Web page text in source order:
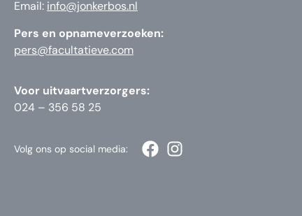
Email: info@jonkerbos.nl
Pers en opnameverzoeken:
pers@facultatieve.com
Voor uitvaartverzorgers:
024 – 356 58 25
Volg ons op social media: